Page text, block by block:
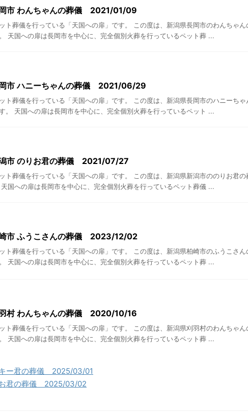
市 わんちゃんの葬儀 2021/01/09
ト葬儀を行っている「天国への扉」です。 この度は、新潟県長岡市のわんちゃ
天国への扉は長岡市を中心に、完全個別火葬を行っているペット葬 ...
市 ハニーちゃんの葬儀 2021/06/29
ト葬儀を行っている「天国への扉」です。 この度は、新潟県長岡市のハニーち
。 天国への扉は長岡市を中心に、完全個別火葬を行っているペット ...
市 のりお君の葬儀 2021/07/27
ト葬儀を行っている「天国への扉」です。 この度は、新潟県新潟市ののりお君
国への扉は長岡市を中心に、完全個別火葬を行っているペット葬儀 ...
市 ふうこさんの葬儀 2023/12/02
ト葬儀を行っている「天国への扉」です。 この度は、新潟県柏崎市のふうこさ
天国への扉は長岡市を中心に、完全個別火葬を行っているペット葬 ...
村 わんちゃんの葬儀 2020/10/16
ト葬儀を行っている「天国への扉」です。 この度は、新潟県刈羽村のわんちゃ
天国への扉は長岡市を中心に、完全個別火葬を行っているペット葬 ...
ー君の葬儀 2025/03/01
君の葬儀 2025/03/02